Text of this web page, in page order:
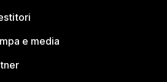
e media